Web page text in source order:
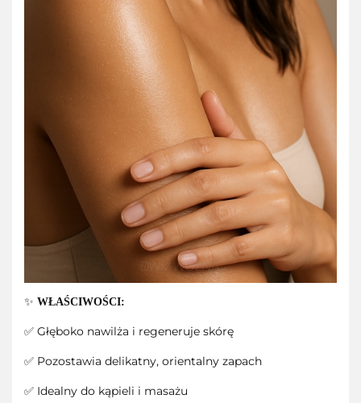
✨ WŁAŚCIWOŚCI:
✅ Głęboko nawilża i regeneruje skórę
✅ Pozostawia delikatny, orientalny zapach
✅ Idealny do kąpieli i masażu